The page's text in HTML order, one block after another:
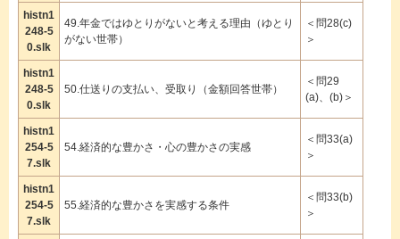
histn1
248-5
0.slk
49.年金ではゆとりがないと考える理由（ゆとり
がない世帯）
＜問28(c)
＞
histn1
248-5
0.slk
50.仕送りの支払い、受取り（金額回答世帯）
＜問29
(a)、(b)＞
histn1
254-5
7.slk
54.経済的な豊かさ・心の豊かさの実感
＜問33(a)
＞
histn1
254-5
7.slk
55.経済的な豊かさを実感する条件
＜問33(b)
＞